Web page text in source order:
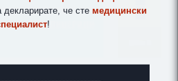
декларирате, че сте медицински
!